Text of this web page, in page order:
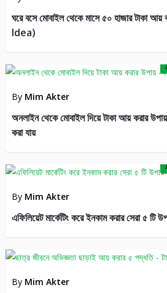
ঘরে বসে মোবাইল থেকে মাসে ৫০ হাজার টাকা
Idea)
By Mim Akter
অনলাইন থেকে মোবাইল দিয়ে টাকা আয় করার
করা যায়
By Mim Akter
এফিলিয়েট মার্কেটিং করে ইনকাম করার সেরা ৫ টি
By Mim Akter